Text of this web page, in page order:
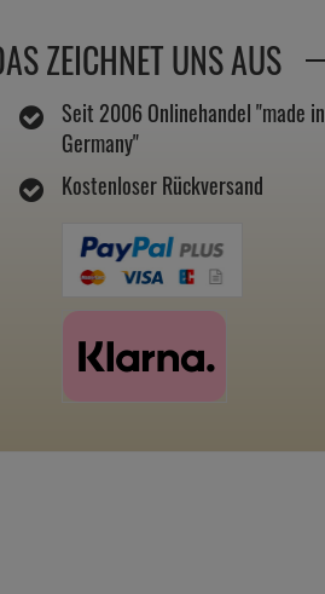
ZEICHNET UNS AUS
Seit 2006 Onlinehandel "made in
Germany"
Kostenloser Rückversand